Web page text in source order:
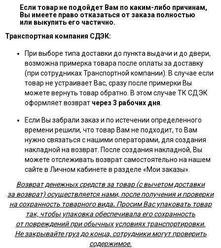
Если товар не подойдет Вам по каким-либо причинам,
Вы имеете право отказаться от заказа полностью
или выкупить его частично.
Транспортная компания СДЭК:
При выборе типа доставки до пункта выдачи и до двери,
возможна примерка товара после оплаты за доставку
(при сотрудниках Транспортной компании). В случае если
товар не устраивает Вас, сразу после примерки Вы
можете вернуть товар обратно. В этом случае ТК СДЭК
оформляет возврат через 3 рабочих дня
Если Вы забрали заказ и по истечении определенного
времени решили, что товар Вам не подходит, то Вам
нужно связаться с нашими операторами, для создания
накладной на возврат. После создания накладной, Вы
можете отслеживать возврат самостоятельно на нашем
сайте в Личном кабинете в разделе «Мои заказы».
Возврат денежных средств за товар (с вычетом доставки
за возврат) осуществляется нами, после получения и проверки
на сохранность товарного вида. Просим Вас упаковать товар
так, чтобы упаковка обеспечивала его сохранность
от повреждений при обычных условиях транспортировки.
Не закрывайте груз до конца, сотрудники могут проверить
содержимое.